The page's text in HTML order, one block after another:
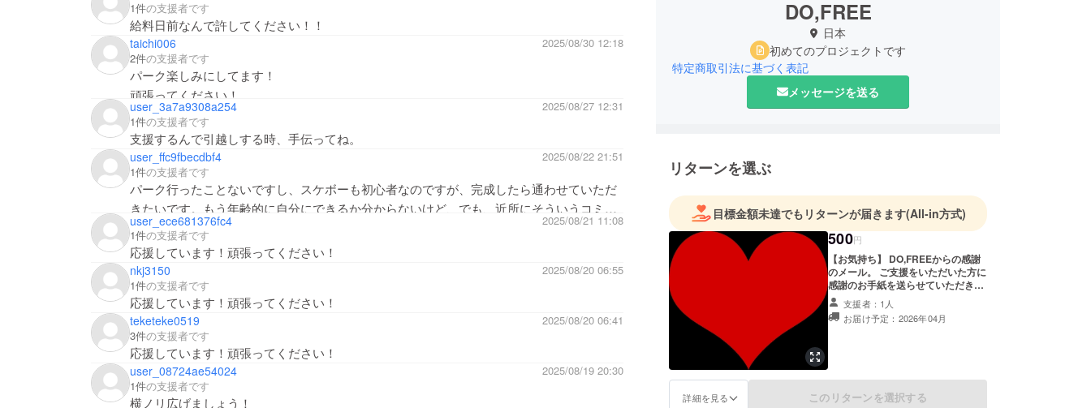
1件の支援者です
給料日前なんで許してください！！
taichi006
2025/08/30 12:18
2件の支援者です
パーク楽しみにしてます！
頑張ってください！
user_3a7a9308a254
2025/08/27 12:31
1件の支援者です
支援するんで引越しする時、手伝ってね。
user_ffc9fbecdbf4
2025/08/22 21:51
1件の支援者です
パーク行ったことないですし、スケボーも初心者なのですが、完成したら通わせていただ
きたいです。もう年齢的に自分にできるか分からないけど、でも、近所にそういうコミュ
ニティができて自分も参加できたらすごく楽しそうです！
頑張ってください！応援しています！！
user_ece681376fc4
2025/08/21 11:08
1件の支援者です
応援しています！頑張ってください！
nkj3150
2025/08/20 06:55
1件の支援者です
応援しています！頑張ってください！
teketeke0519
2025/08/20 06:41
3件の支援者です
応援しています！頑張ってください！
user_08724ae54024
2025/08/19 20:30
1件の支援者です
横ノリ広げましょう！
DO,FREE
日本
初めてのプロジェクトです
特定商取引法に基づく表記
メッセージを送る
リターンを選ぶ
目標金額未達でもリターンが届きます(All-in方式)
500円
【お気持ち】 DO,FREEからの感謝
のメール。 ご支援をいただいた方に
感謝のお手紙を送らせていただきま
す。支援者：1人
お届け予定：2026年04月
詳細を見る このリターンを選択する